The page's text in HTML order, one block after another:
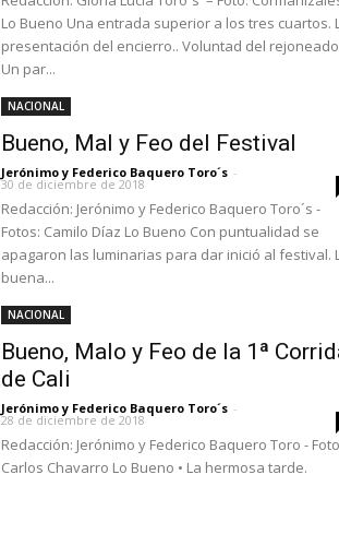
Lo Bueno Una entrada superior a los tres cuartos.
presentación del encierro.. Voluntad del
Un par...
NACIONAL
Bueno, Mal y Feo del Festival
Jerónimo y Federico Baquero Toro´s -
30 de diciembre de 2018
Redacción: Jerónimo y Federico Baquero Toro´s -
Fotos: Camilo Díaz Lo Bueno Con puntualidad se
apagaron las luminarias para dar inició al festival.
buena...
NACIONAL
Bueno, Malo y Feo de la 1ª
de Cali
Jerónimo y Federico Baquero Toro´s -
28 de diciembre de 2018
Redacción: Jerónimo y Federico Baquero Toro -
Carlos Chavarro Lo Bueno • La hermosa tarde.